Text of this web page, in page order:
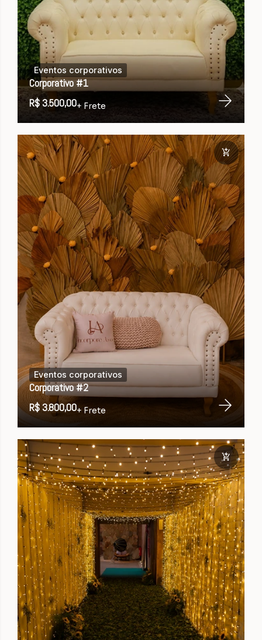
Eventos corporativos
Corporativo #1
R$ 3.500,00+ Frete
Eventos corporativos
Corporativo #2
R$ 3.800,00+ Frete